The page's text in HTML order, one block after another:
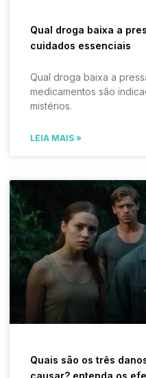
Qual droga baixa a
cuidados essenciais
Qual droga baixa a
medicamentos são
mistérios.
LEIA MAIS »
Quais são os três
causar? entenda os